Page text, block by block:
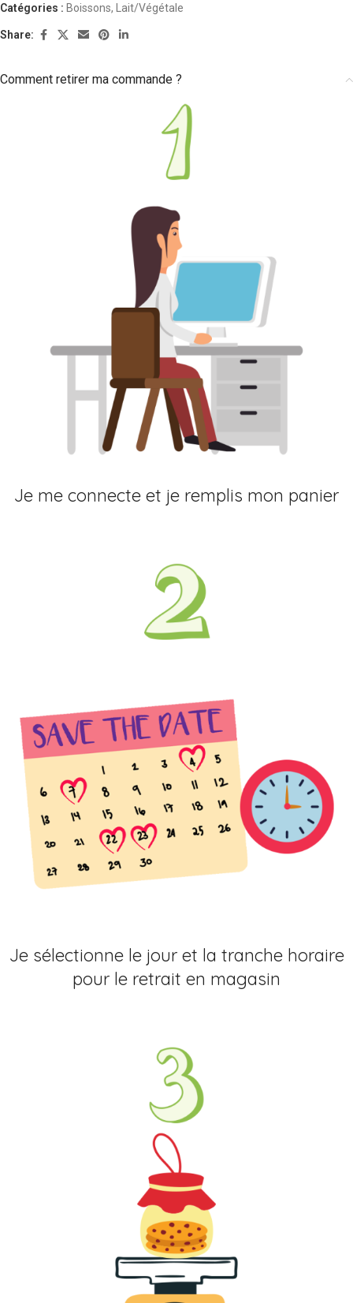
Catégories : Boissons, Lait/Végétale
Share:
Comment retirer ma commande ?
Je me connecte et je remplis mon panier
Je sélectionne le jour et la tranche horaire
pour le retrait en magasin